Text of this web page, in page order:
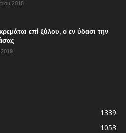
2018
επί ξύλου, ο εν ύδασι την
2019
1339
1053